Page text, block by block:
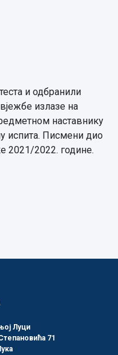
и одбранили
излазе на
наставнику
испита. Писмени дио
2021/2022. године.
Луци
71